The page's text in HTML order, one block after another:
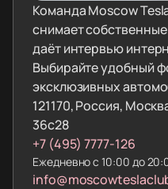
Команда Moscow
снимает
даёт интервью
Выбирайте удобный
эксклюзивных
121170, Россия,
36с28
+7 (495) 7777-126
Ежедневно с 10:00 до